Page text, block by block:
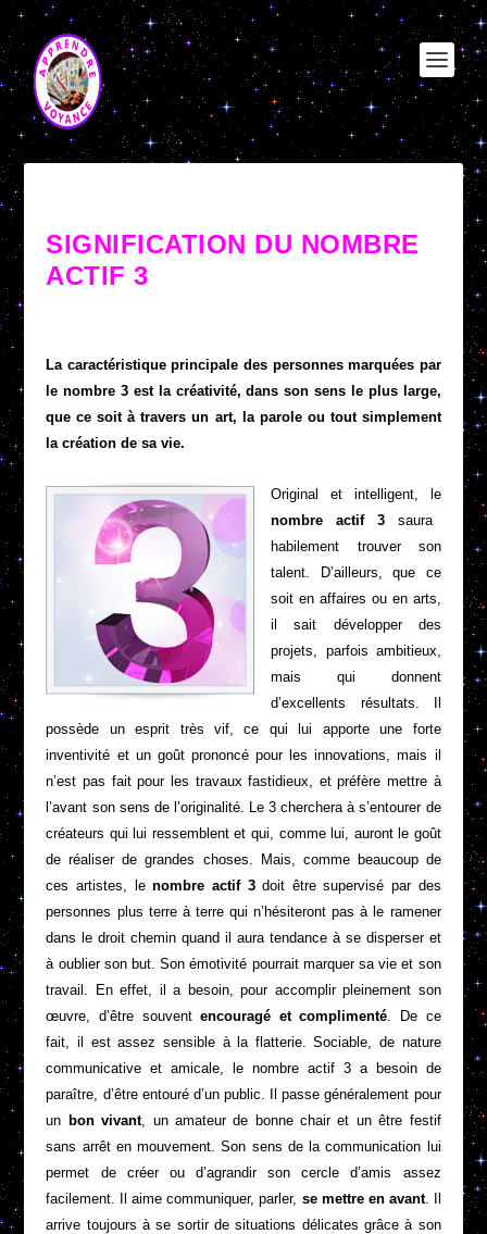
SIGNIFICATION DU NOMBRE
ACTIF 3
La caractéristique principale des personnes marquées par
le nombre 3 est la créativité, dans son sens le plus large,
que ce soit à travers un art, la parole ou tout simplement
la création de sa vie.
Original et intelligent, le
nombre actif 3 saura
habilement trouver son
talent. D’ailleurs, que ce
soit en affaires ou en arts,
il sait développer des
projets, parfois ambitieux,
mais qui donnent
d’excellents résultats. Il
possède un esprit très vif, ce qui lui apporte une forte
inventivité et un goût prononcé pour les innovations, mais il
n’est pas fait pour les travaux fastidieux, et préfère mettre à
l’avant son sens de l’originalité. Le 3 cherchera à s’entourer de
créateurs qui lui ressemblent et qui, comme lui, auront le goût
de réaliser de grandes choses. Mais, comme beaucoup de
ces artistes, lenombre actif 3doit être supervisé par des
personnes plus terre à terre qui n’hésiteront pas à le ramener
dans le droit chemin quand il aura tendance à se disperser et
à oublier son but. Son émotivité pourrait marquer sa vie et son
travail. En effet, il a besoin, pour accomplir pleinement son
œuvre, d’être souventencouragé et complimenté . De ce
fait, il est assez sensible à la flatterie. Sociable, de nature
communicative et amicale, le nombre actif 3 a besoin de
paraître, d’être entouré d’un public. Il passe généralement pour
un bon vivant, un amateur de bonne chair et un être festif
sans arrêt en mouvement. Son sens de la communication lui
permet de créer ou d’agrandir son cercle d’amis assez
facilement. Il aime communiquer, parler, se mettre en avant. Il
arrive toujours à se sortir de situations délicates grâce à son